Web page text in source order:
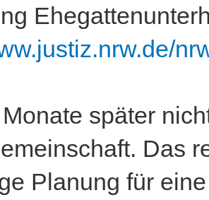
später
Das
Planung für